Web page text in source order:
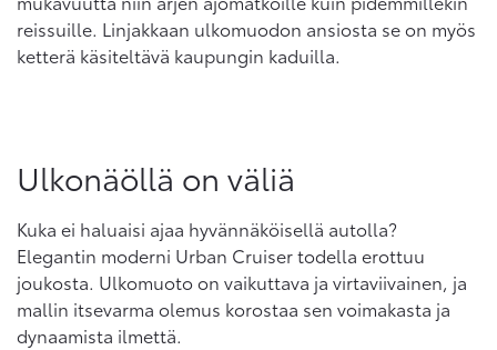
reissuille. Linjakkaan ulkomuodon ansiosta se on myös
ketterä käsiteltävä kaupungin kaduilla.
Ulkonäöllä on väliä
Kuka ei haluaisi ajaa hyvännäköisellä autolla?
Elegantin moderni Urban Cruiser todella erottuu
joukosta. Ulkomuoto on vaikuttava ja virtaviivainen, ja
mallin itsevarma olemus korostaa sen voimakasta ja
dynaamista ilmettä.